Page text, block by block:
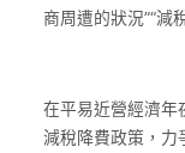
商周遭的狀況”“減
在平易近營經濟年
減稅降費政策，力